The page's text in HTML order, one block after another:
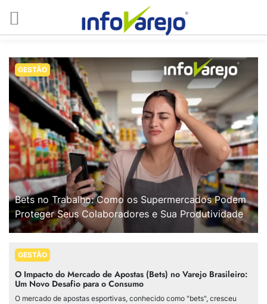
GESTÃO
Bets no Trabalho: Como os Supermercados Podem
Proteger Seus Colaboradores e Sua Produtividade
GESTÃO
O Impacto do Mercado de Apostas (Bets) no Varejo Brasileiro:
Um Novo Desafio para o Consumo
O mercado de apostas esportivas, conhecido como "bets", cresceu